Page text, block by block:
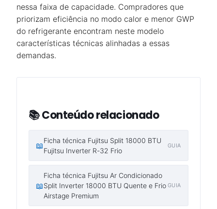
nessa faixa de capacidade. Compradores que
priorizam eficiência no modo calor e menor GWP
do refrigerante encontram neste modelo
características técnicas alinhadas a essas
demandas.
📚 Conteúdo relacionado
📖
Ficha técnica Fujitsu Split 18000 BTU
Fujitsu Inverter R-32 Frio
GUIA
📖
Ficha técnica Fujitsu Ar Condicionado
Split Inverter 18000 BTU Quente e Frio
Airstage Premium
GUIA